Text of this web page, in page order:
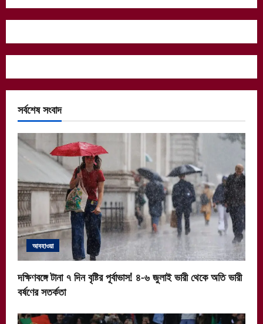
সর্বশেষ সংবাদ
আবহাওয়া
দক্ষিণবঙ্গে টানা ৭ দিন বৃষ্টির পূর্বাভাস! ৪-৬ জুলাই ভারী থেকে অতি ভারী
বর্ষণের সতর্কতা